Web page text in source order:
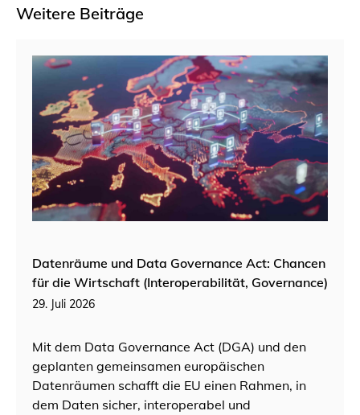
Weitere Beiträge
Datenräume und Data Governance Act: Chancen
für die Wirtschaft (Interoperabilität, Governance)
29. Juli 2026
Mit dem Data Governance Act (DGA) und den
geplanten gemeinsamen europäischen
Datenräumen schafft die EU einen Rahmen, in
dem Daten sicher, interoperabel und